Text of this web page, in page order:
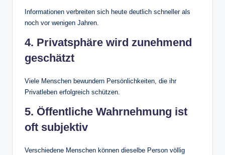
Informationen verbreiten sich heute deutlich schneller als
noch vor wenigen Jahren.
4. Privatsphäre wird zunehmend
geschätzt
Viele Menschen bewundern Persönlichkeiten, die ihr
Privatleben erfolgreich schützen.
5. Öffentliche Wahrnehmung ist
oft subjektiv
Verschiedene Menschen können dieselbe Person völlig